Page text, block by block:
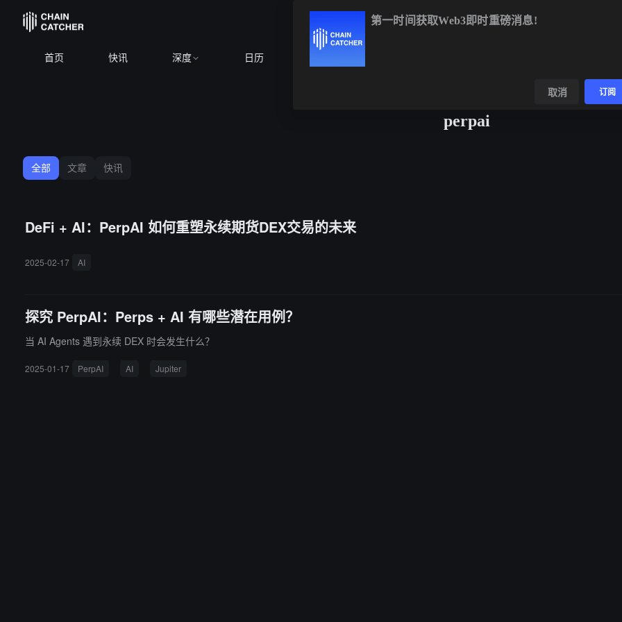
首页 快讯 深度 日历
perpai
全部 文章 快讯
DeFi + AI：PerpAI 如何重塑永续期货DEX交易的未来
2025-02-17 AI
探究 PerpAI：Perps + AI 有哪些潜在用例？
当 AI Agents 遇到永续 DEX 时会发生什么？
2025-01-17 PerpAI AI Jupiter
第一时间获取Web3即时重磅消息!
取消 订阅